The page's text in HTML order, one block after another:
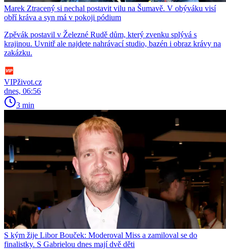
Marek Ztracený si nechal postavit vilu na Šumavě. V obýváku visí
obří kráva a syn má v pokoji pódium
Zpěvák postavil v Železné Rudě dům, který zvenku splývá s
krajinou. Uvnitř ale najdete nahrávací studio, bazén i obraz krávy na
zakázku.
VIPživot.cz
dnes, 06:56
3 min
S kým žije Libor Bouček: Moderoval Miss a zamiloval se do
finalistky. S Gabrielou dnes mají dvě děti